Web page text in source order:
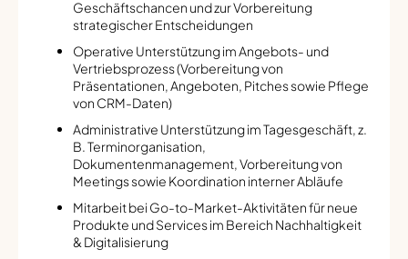
Geschäftschancen und zur Vorbereitung
strategischer Entscheidungen
Operative Unterstützung im Angebots- und
Vertriebsprozess (Vorbereitung von
Präsentationen, Angeboten, Pitches sowie Pflege
von CRM-Daten)
Administrative Unterstützung im Tagesgeschäft, z.
B. Terminorganisation,
Dokumentenmanagement, Vorbereitung von
Meetings sowie Koordination interner Abläufe
Mitarbeit bei Go-to-Market-Aktivitäten für neue
Produkte und Services im Bereich Nachhaltigkeit
& Digitalisierung